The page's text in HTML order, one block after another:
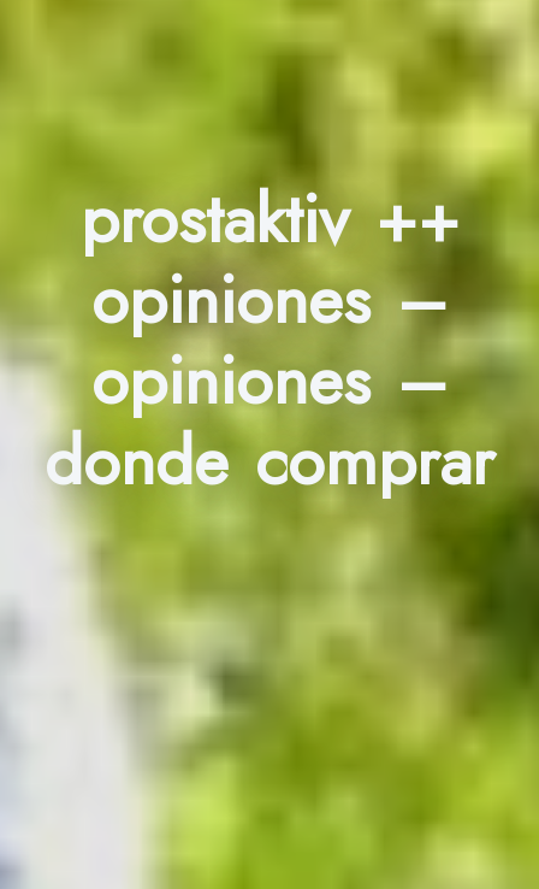
prostaktiv ++
opiniones –
opiniones –
donde comprar